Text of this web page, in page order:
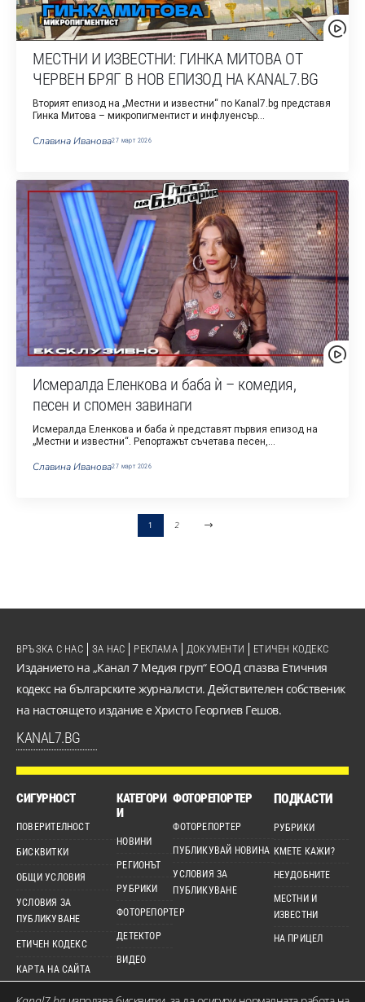
МЕСТНИ И ИЗВЕСТНИ: ГИНКА МИТОВА ОТ
ЧЕРВЕН БРЯГ В НОВ ЕПИЗОД НА KANAL7.BG
Вторият епизод на „Местни и известни“ по Kanal7.bg представя
Гинка Митова – микропигментист и инфлуенсър…
Славина Иванова27 март 2026
Исмералда Еленкова и баба ѝ – комедия,
песен и спомен завинаги
Исмералда Еленкова и баба ѝ представят първия епизод на
„Местни и известни“. Репортажът съчетава песен,…
Славина Иванова27 март 2026
1 2
Изданието на „Канал 7 Медия груп“ ЕООД спазва Етичния
кодекс на българските журналисти. Действителен собственик
на настоящето издание е Христо Георгиев Гешов.
KANAL7.BG
ВРЪЗКА С НАС ЗА НАС РЕКЛАМА ДОКУМЕНТИ ЕТИЧЕН КОДЕКС
СИГУРНОСТ
ПОВЕРИТЕЛНОСТ
БИСКВИТКИ
ОБЩИ УСЛОВИЯ
УСЛОВИЯ ЗА
ПУБЛИКУВАНЕ
ЕТИЧЕН КОДЕКС
КАРТА НА САЙТА
КАТЕГОРИ
И
НОВИНИ
РЕГИОНЪТ
РУБРИКИ
ФОТОРЕПОРТЕР
ДЕТЕКТОР
ВИДЕО
ФОТОРЕПОРТЕР
ФОТОРЕПОРТЕР
ПУБЛИКУВАЙ НОВИНА
УСЛОВИЯ ЗА
ПУБЛИКУВАНЕ
ПОДКАСТИ
РУБРИКИ
КМЕТЕ КАЖИ?
НЕУДОБНИТЕ
МЕСТНИ И
ИЗВЕСТНИ
НА ПРИЦЕЛ